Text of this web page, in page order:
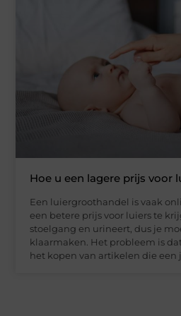
Hoe u een lagere prijs voor
Een luiergroothandel is vaak
een betere prijs voor luiers te
stoelgang en urineert, dus je
klaarmaken. Het probleem is
het kopen van artikelen die een